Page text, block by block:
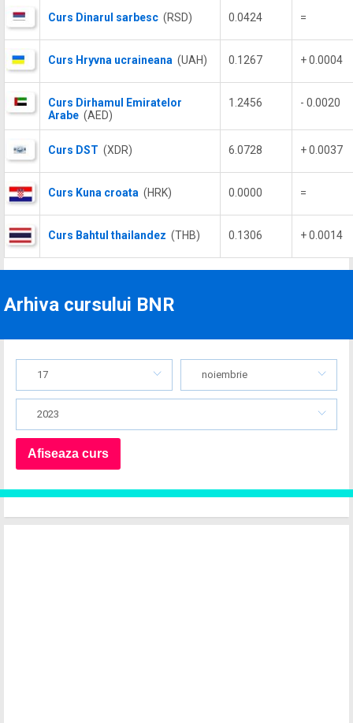
Curs Dinarul sarbesc (RSD) 0.0424 =
Curs Hryvna ucraineana (UAH) 0.1267 + 0.0004
Curs Dirhamul Emiratelor
Arabe (AED)
1.2456 - 0.0020
Curs DST (XDR) 6.0728 + 0.0037
Curs Kuna croata (HRK) 0.0000 =
Curs Bahtul thailandez (THB) 0.1306 + 0.0014
Arhiva cursului BNR
17 noiembrie
2023